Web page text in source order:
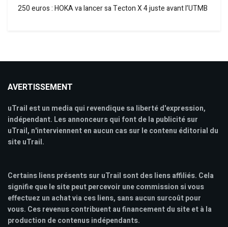
250 euros : HOKA va lancer sa Tecton X 4 juste avant l’UTMB
AVERTISSEMENT
uTrail est un media qui revendique sa liberté d'expression,
indépendant. Les annonceurs qui font de la publicité sur
uTrail, n'interviennent en aucun cas sur le contenu éditorial du
site uTrail.
Certains liens présents sur uTrail sont des liens affiliés. Cela
signifie que le site peut percevoir une commission si vous
effectuez un achat via ces liens, sans aucun surcoût pour
vous. Ces revenus contribuent au financement du site et à la
production de contenus indépendants.